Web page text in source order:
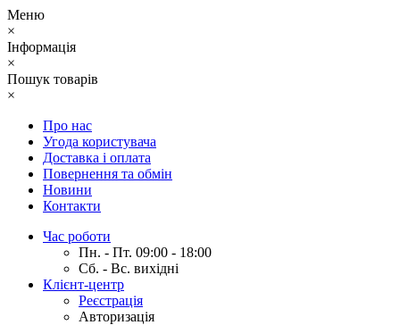
Меню
×
Інформація
×
Пошук товарів
×
Про нас
Угода користувача
Доставка і оплата
Повернення та обмін
Новини
Контакти
Час роботи
Пн. - Пт. 09:00 - 18:00
Сб. - Вс. вихідні
Клієнт-центр
Реєстрація
Авторизація